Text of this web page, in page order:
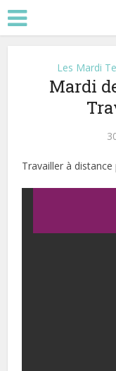
Les Mardi
Mardi
Travailler à